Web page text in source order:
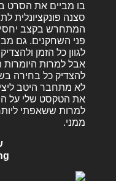
בו מביים את הסרט
סצנה פונקציונלית
המתחרש בקצב
פני השחקנים. גם
לגוון כל הזמן
אבל למרות היומרות
להצדיק כל בחירה
לא מתחבר היטב
את הטקסט שלי על
למרות ששאפתי
ממני.